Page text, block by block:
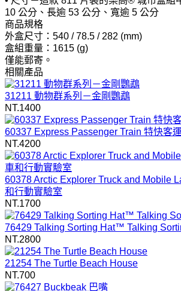
10 公分、長逾 53 公分、寬逾 5 公分
商品規格
外盒尺寸：540 / 78.5 / 282 (mm)
盒組重量：1615 (g)
僅能郵寄。
相關產品
31211 動物群系列－金剛鸚鵡
NT.1400
60337 Express Passenger Train 特快客
NT.4200
60378 Arctic Explorer Truck and Mobile
和行動實驗室
NT.1700
76429 Talking Sorting Hat™ Talking
NT.2800
21254 The Turtle Beach House
NT.700